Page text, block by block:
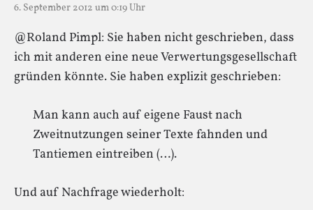
6. September 2012 um 0:19 Uhr
@Roland Pimpl: Sie haben nicht geschrieben, dass
ich mit anderen eine neue Verwertungsgesellschaft
gründen könnte. Sie haben explizit geschrieben:
Man kann auch auf eigene Faust nach
Zweitnutzungen seiner Texte fahnden und
Tantiemen eintreiben (…).
Und auf Nachfrage wiederholt: